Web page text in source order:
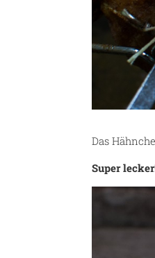
Das
Super